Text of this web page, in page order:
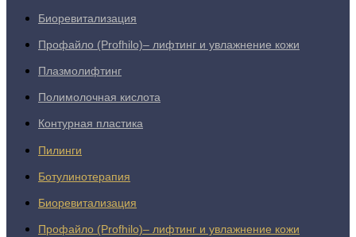
Биоревитализация
Профайло (Profhilo)– лифтинг и увлажнение кожи
Плазмолифтинг
Полимолочная кислота
Контурная пластика
Пилинги
Ботулинотерапия
Биоревитализация
Профайло (Profhilo)– лифтинг и увлажнение кожи